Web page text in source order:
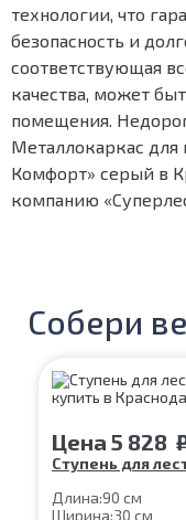
технологии, что
безопасность и
соответствующая
качества, может
помещения.
Металлокаркас для
Комфорт» серый в
компанию
Собери
Цена 5 828
Ступень для
Длина:90 см
Ширина:30 см